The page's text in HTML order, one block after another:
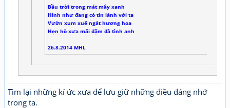
Bầu trời trong mát mây xanh
Hình như đang có tin lành với ta
Vườn xum xuê ngát hương hoa
Hẹn hò xưa mãi đậm đà tình anh
26.8.2014 MHL
Tìm lại những kí ức xưa để lưu giữ những điều đáng nhớ
trong ta.